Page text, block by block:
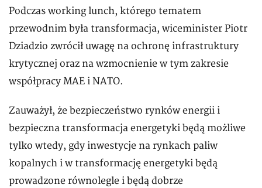
Podczas working lunch, którego tematem
przewodnim była transformacja, wiceminister Piotr
Dziadzio zwrócił uwagę na ochronę infrastruktury
krytycznej oraz na wzmocnienie w tym zakresie
współpracy MAE i NATO.
Zauważył, że bezpieczeństwo rynków energii i
bezpieczna transformacja energetyki będą możliwe
tylko wtedy, gdy inwestycje na rynkach paliw
kopalnych i w transformację energetyki będą
prowadzone równolegle i będą dobrze